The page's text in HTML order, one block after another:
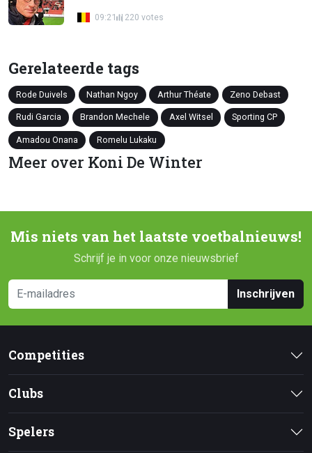
09:21 220 votes
Gerelateerde tags
Rode Duivels Nathan Ngoy Arthur Théate Zeno Debast
Rudi Garcia Brandon Mechele Axel Witsel Sporting CP
Amadou Onana Romelu Lukaku
Meer over Koni De Winter
Mis niets van het laatste voetbalnieuws!
Schrijf je in voor onze nieuwsbrief
Inschrijven
Competities
Clubs
Spelers